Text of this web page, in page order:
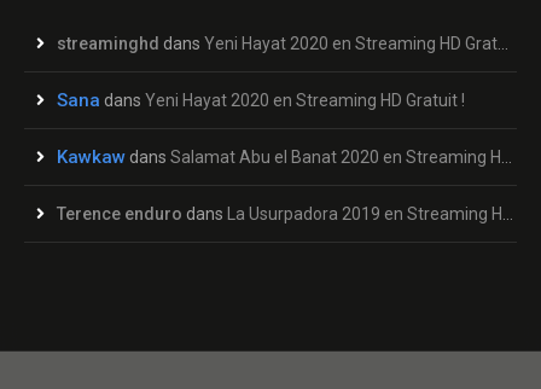
streaminghd dans Yeni Hayat 2020 en Streaming HD Gratuit !
Sana dans Yeni Hayat 2020 en Streaming HD Gratuit !
Kawkaw dans Salamat Abu el Banat 2020 en Streaming HD Gratuit !
Terence enduro dans La Usurpadora 2019 en Streaming HD Gratuit !